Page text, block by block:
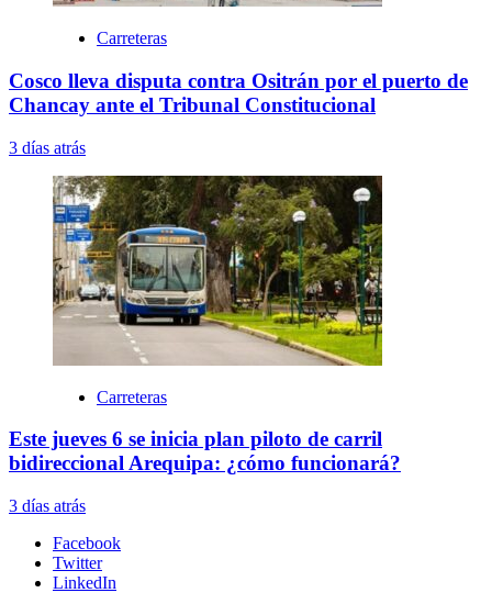
Carreteras
Cosco lleva disputa contra Ositrán por el puerto de
Chancay ante el Tribunal Constitucional
3 días atrás
Carreteras
Este jueves 6 se inicia plan piloto de carril
bidireccional Arequipa: ¿cómo funcionará?
3 días atrás
Facebook
Twitter
LinkedIn